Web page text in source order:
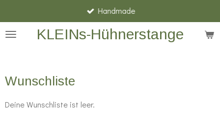
Hauptinhalt
springen KLEINs-Hühnerstange
Handmade
Wunschliste
Deine Wunschliste ist leer.